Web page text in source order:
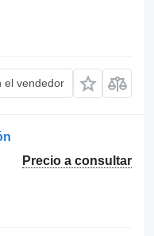
el vendedor
Precio a consultar